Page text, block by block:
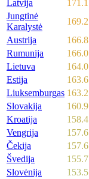
Latvija
171.1
Jungtinė
Karalystė
169.2
Austrija
166.8
Rumunija
166.0
Lietuva
164.0
Estija
163.6
Liuksemburgas 163.2
Slovakija
160.9
Kroatija
158.4
Vengrija
157.6
Čekija
157.6
Švedija
155.7
Slovėnija
153.5